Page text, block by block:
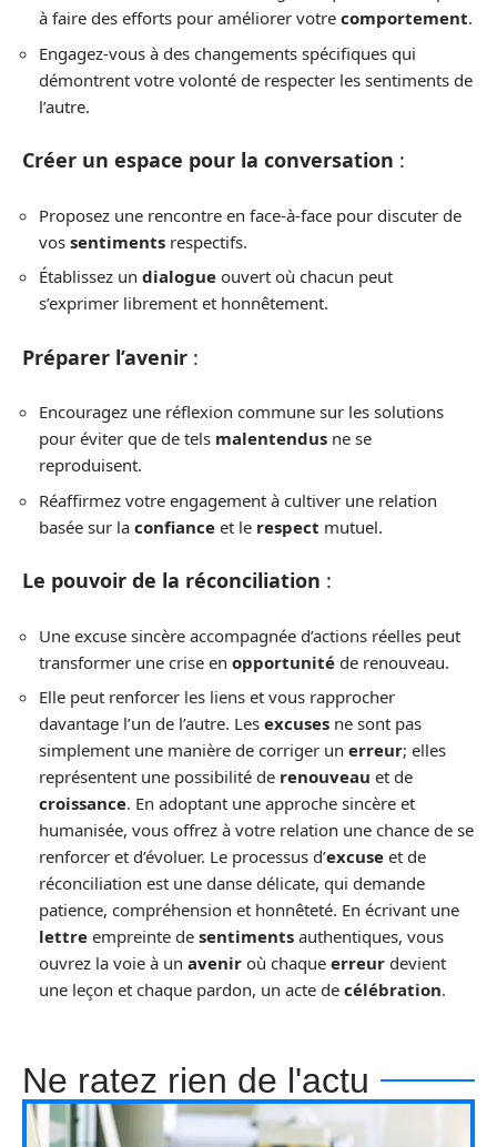
à faire des efforts pour améliorer votre comportement.
Engagez-vous à des changements spécifiques qui
démontrent votre volonté de respecter les sentiments de
l’autre.
Créer un espace pour la conversation :
Proposez une rencontre en face-à-face pour discuter de
vos sentiments respectifs.
Établissez un dialogue ouvert où chacun peut
s’exprimer librement et honnêtement.
Préparer l’avenir :
Encouragez une réflexion commune sur les solutions
pour éviter que de tels malentendus ne se
reproduisent.
Réaffirmez votre engagement à cultiver une relation
basée sur la confiance et le respect mutuel.
Le pouvoir de la réconciliation :
Une excuse sincère accompagnée d’actions réelles peut
transformer une crise en opportunité de renouveau.
Elle peut renforcer les liens et vous rapprocher
davantage l’un de l’autre. Les excuses ne sont pas
simplement une manière de corriger un erreur; elles
représentent une possibilité de renouveau et de
croissance. En adoptant une approche sincère et
humanisée, vous offrez à votre relation une chance de se
renforcer et d’évoluer. Le processus d’excuse et de
réconciliation est une danse délicate, qui demande
patience, compréhension et honnêteté. En écrivant une
lettre empreinte de sentiments authentiques, vous
ouvrez la voie à un avenir où chaque erreur devient
une leçon et chaque pardon, un acte de célébration.
Ne ratez rien de l'actu